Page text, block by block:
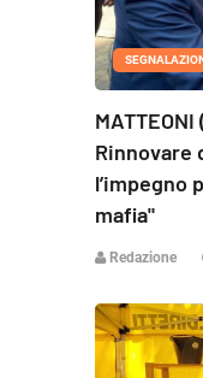
MATTEONI
Rinnovare
l’impegno
mafia"
Redazione